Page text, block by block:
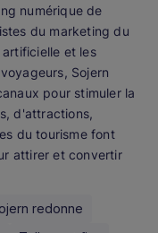
numérique de
du marketing du
et les
Sojern
pour stimuler la
d'attractions,
du tourisme font
attirer et convertir
redonne